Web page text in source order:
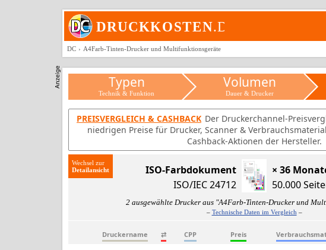
DC A4Farb-Tinten-Drucker und Multifunktionsgeräte
Typen
Technik & Funktion
Volumen
Dauer & Drucker
PREISVERGLEICH & CASHBACK Der Druckerchannel-
niedrigen Preise für Drucker, Scanner &
Cashback-Aktionen der Hersteller.
Wechsel zur
ISO-Farbdokument
ISO/IEC 24712
× 36
50.000
2 ausgewählte Drucker aus "A4Farb-Tinten-Drucker und
– Technische Daten im Vergleich –
Druckername ⇄ CPP Preis